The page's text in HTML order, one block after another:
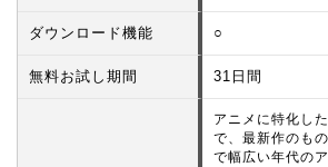
ダウンロード機能 ○
無料お試し期間 31日間
アニメに特化し
で、最新作のも
で幅広い年代の